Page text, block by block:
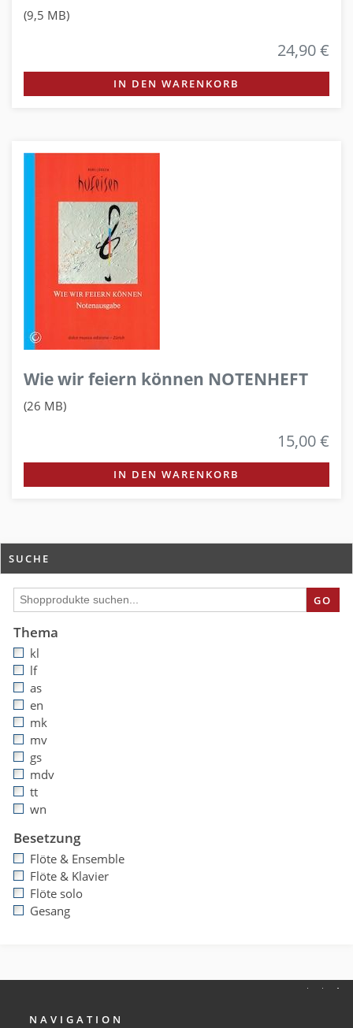
(9,5 MB)
24,90 €
IN DEN WARENKORB
Wie wir feiern können NOTENHEFT
(26 MB)
15,00 €
IN DEN WARENKORB
SUCHE
GO
Thema
kl
lf
as
en
mk
mv
gs
mdv
tt
wn
Besetzung
Flöte & Ensemble
Flöte & Klavier
Flöte solo
Gesang
NAVIGATION